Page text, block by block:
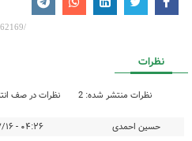
نظرات
نظرات منتشر شده: 2 نظرات در صف
حسین احمدی ۰۴:۲۶ - ۱۴۰۴/۰۷/۱۶